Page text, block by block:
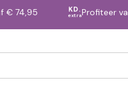
€ 74,95 KD.
extraProfiteer